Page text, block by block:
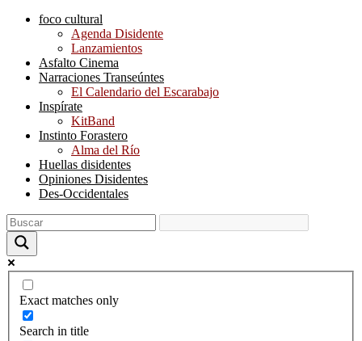
foco cultural
Agenda Disidente
Lanzamientos
Asfalto Cinema
Narraciones Transeúntes
El Calendario del Escarabajo
Inspírate
KitBand
Instinto Forastero
Alma del Río
Huellas disidentes
Opiniones Disidentes
Des-Occidentales
Exact matches only
Search in title